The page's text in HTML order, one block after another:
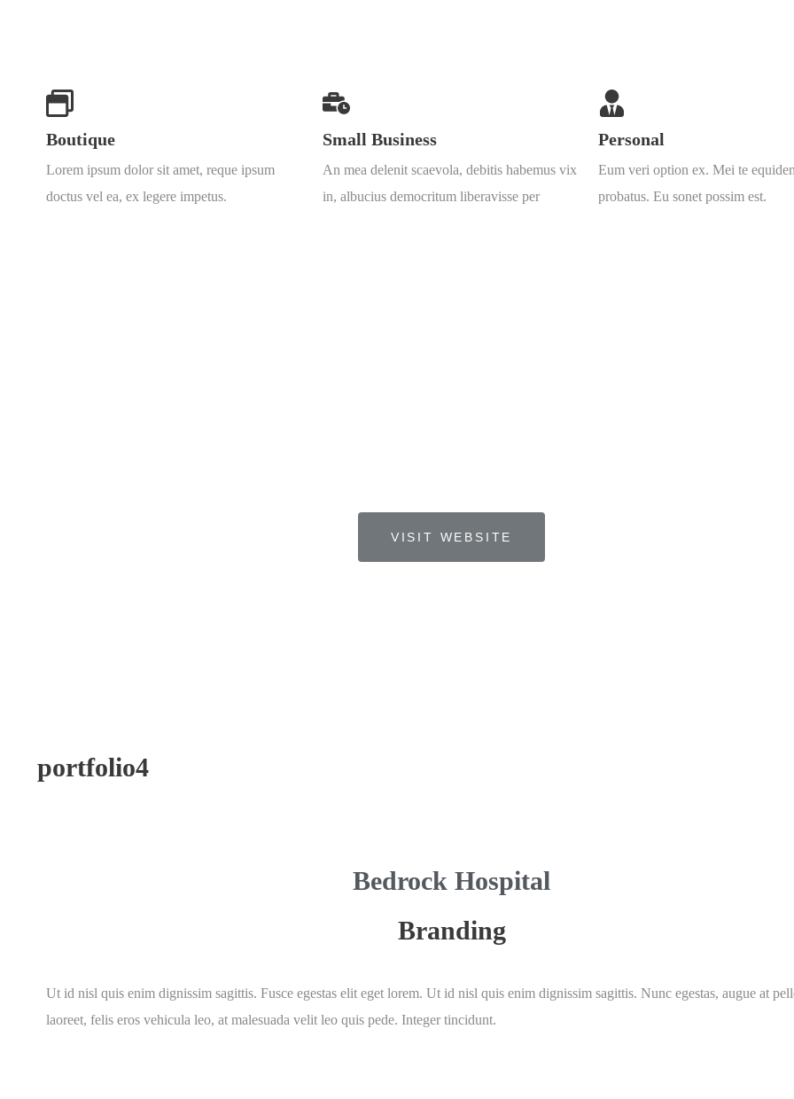
Boutique
Lorem ipsum dolor sit amet, reque ipsum
doctus vel ea, ex legere impetus.
Small Business
An mea delenit scaevola, debitis habemus vix
in, albucius democritum liberavisse per
Personal
Eum veri option ex. Mei te
probatus. Eu sonet possim est.
VISIT WEBSITE
portfolio4
Bedrock Hospital
Branding
Ut id nisl quis enim dignissim sagittis. Fusce egestas elit eget lorem. Ut id nisl quis enim dignissim sagittis. Nunc egestas, augue at
laoreet, felis eros vehicula leo, at malesuada velit leo quis pede. Integer tincidunt.